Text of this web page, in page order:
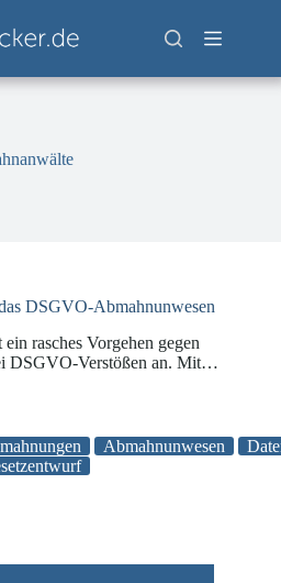
DSGVO-Abmahnunwesen
rasches Vorgehen gegen
DSGVO-Verstößen an. Mit…
Abmahnunwesen